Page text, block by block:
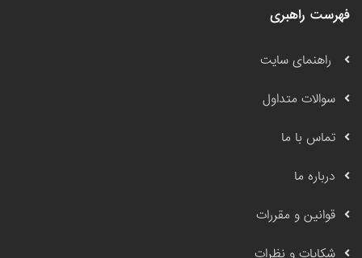
فهرست راهبری
راهنمای سایت
سوالات متداول
تماس با ما
درباره ما
قوانین و مقررات
شکایات و نظرات